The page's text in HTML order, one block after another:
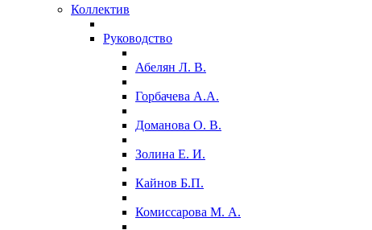
Коллектив
Руководство
Абелян Л. В.
Горбачева А.А.
Доманова О. В.
Золина Е. И.
Кайнов Б.П.
Комиссарова М. А.